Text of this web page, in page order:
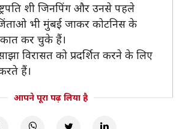
शी जिनपिंग और उनसे पहले
जिंताओ भी मुंबई जाकर कोटनिस के
कर चुके हैं।
विरासत को प्रदर्शित करने के लिए
हैं।
आपने पूरा पढ़ लिया है